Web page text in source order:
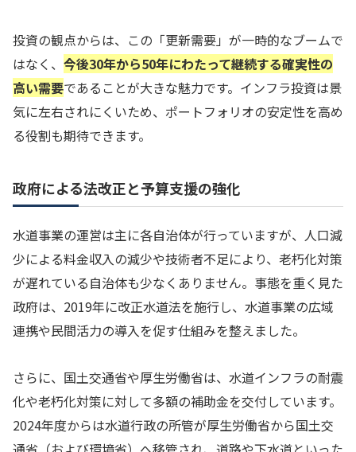
投資の観点からは、この「更新需要」が一時的なブームで
はなく、 今後30年から50年にわたって継続する確実性の
高い需要であることが大きな魅力です。インフラ投資は景
気に左右されにくいため、ポートフォリオの安定性を高め
る役割も期待できます。
政府による法改正と予算支援の強化
水道事業の運営は主に各自治体が行っていますが、人口減
少による料金収入の減少や技術者不足により、老朽化対策
が遅れている自治体も少なくありません。事態を重く見た
政府は、2019年に改正水道法を施行し、水道事業の広域
連携や民間活力の導入を促す仕組みを整えました。
さらに、国土交通省や厚生労働省は、水道インフラの耐震
化や老朽化対策に対して多額の補助金を交付しています。
2024年度からは水道行政の所管が厚生労働省から国土交